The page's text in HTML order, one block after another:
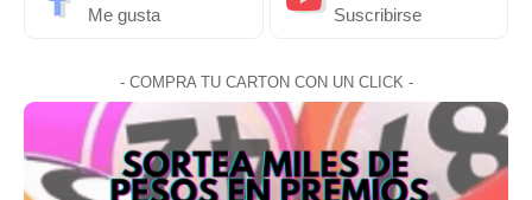
Me gusta Suscribirse
- COMPRA TU CARTON CON UN CLICK -